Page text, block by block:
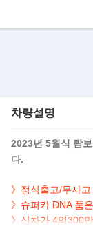
차량설명
2023년 5월식 람
다.
》정식출고/무사고
》슈퍼카 DNA 품
》신차가 4억300